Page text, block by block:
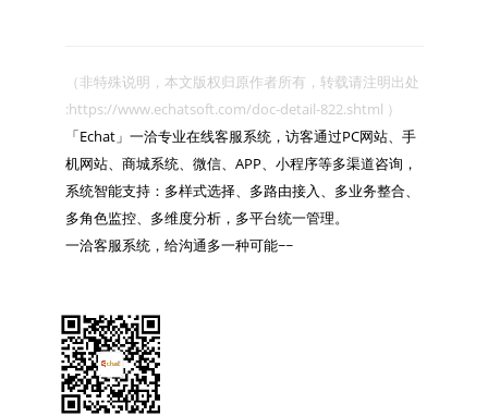
（非特殊说明，本文版权归原作者所有，转载请注明出处
:https://www.echatsoft.com/doc-detail-822.shtml ）
「Echat」一洽专业在线客服系统，访客通过PC网站、手
机网站、商城系统、微信、APP、小程序等多渠道咨询，
系统智能支持：多样式选择、多路由接入、多业务整合、
多角色监控、多维度分析，多平台统一管理。
一洽客服系统，给沟通多一种可能~~